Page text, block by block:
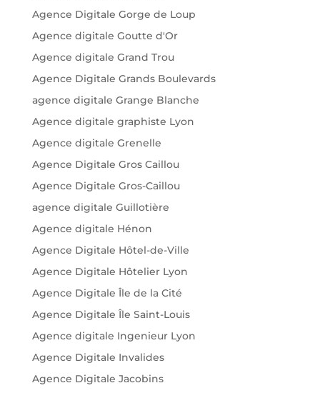
Agence Digitale Gorge de Loup
Agence digitale Goutte d'Or
Agence digitale Grand Trou
Agence Digitale Grands Boulevards
agence digitale Grange Blanche
Agence digitale graphiste Lyon
Agence digitale Grenelle
Agence Digitale Gros Caillou
Agence Digitale Gros-Caillou
agence digitale Guillotière
Agence digitale Hénon
Agence Digitale Hôtel-de-Ville
Agence Digitale Hôtelier Lyon
Agence Digitale Île de la Cité
Agence Digitale Île Saint-Louis
Agence digitale Ingenieur Lyon
Agence Digitale Invalides
Agence Digitale Jacobins